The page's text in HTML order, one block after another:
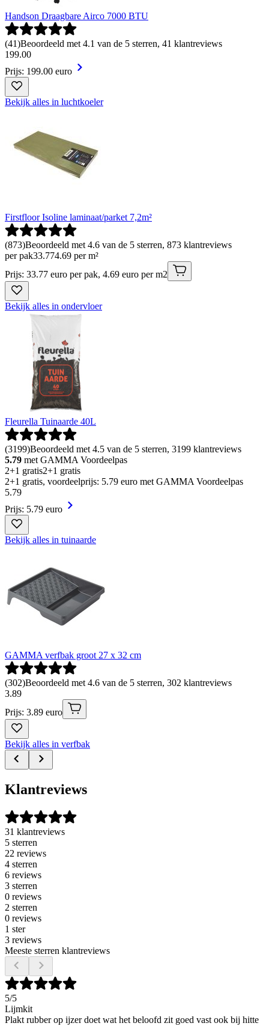
Handson Draagbare Airco 7000 BTU
(41)Beoordeeld met 4.1 van de 5 sterren, 41 klantreviews
199.00
Prijs: 199.00 euro
Bekijk alles in luchtkoeler
Firstfloor Isoline laminaat/parket 7,2m²
(873)Beoordeeld met 4.6 van de 5 sterren, 873 klantreviews
per pak33.774.69 per m²
Prijs: 33.77 euro per pak, 4.69 euro per m2
Bekijk alles in ondervloer
Fleurella Tuinaarde 40L
(3199)Beoordeeld met 4.5 van de 5 sterren, 3199 klantreviews
5.79 met GAMMA Voordeelpas
2+1 gratis2+1 gratis
2+1 gratis, voordeelprijs: 5.79 euro met GAMMA Voordeelpas
5.79
Prijs: 5.79 euro
Bekijk alles in tuinaarde
GAMMA verfbak groot 27 x 32 cm
(302)Beoordeeld met 4.6 van de 5 sterren, 302 klantreviews
3.89
Prijs: 3.89 euro
Bekijk alles in verfbak
Klantreviews
31 klantreviews
5 sterren
22 reviews
4 sterren
6 reviews
3 sterren
0 reviews
2 sterren
0 reviews
1 ster
3 reviews
Meeste sterren klantreviews
5/5
Lijmkit
Plakt rubber op ijzer doet wat het beloofd zit goed vast ook bij hitte